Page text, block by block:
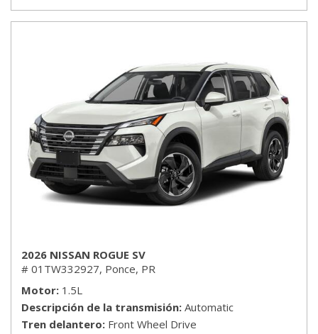
2026 NISSAN ROGUE SV
# 01TW332927, Ponce, PR
Motor 1.5L
Descripción de la transmisión Automatic
Tren delantero Front Wheel Drive